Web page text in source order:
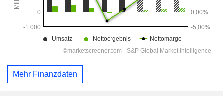
Mehr Finanzdaten